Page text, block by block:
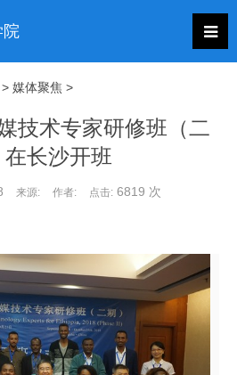
> 媒体聚焦 >
技术专家研修班（二
在长沙开班
来源: 作者: 点击: 6819 次